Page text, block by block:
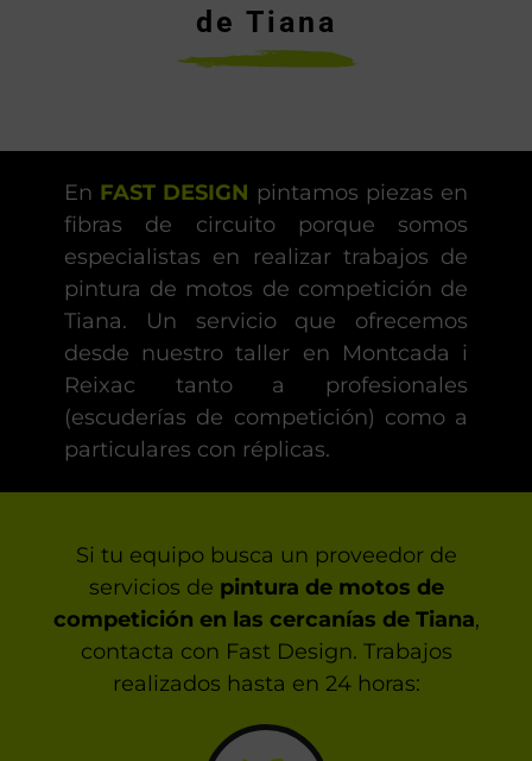
de Tiana
En FAST DESIGN pintamos piezas en
fibras de circuito porque somos
especialistas en realizar trabajos de
pintura de motos de competición de
Tiana. Un servicio que ofrecemos
desde nuestro taller en Montcada i
Reixac tanto a profesionales
(escuderías de competición) como a
particulares con réplicas.
Si tu equipo busca un proveedor de
servicios de pintura de motos de
competición en las cercanías de Tiana,
contacta con Fast Design. Trabajos
realizados hasta en 24 horas: